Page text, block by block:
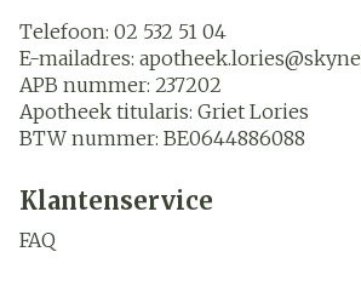
Telefoon: 02 532 51 04
E-mailadres: apotheek.lories@
APB nummer: 237202
Apotheek titularis: Griet Lories
BTW nummer: BE0644886088
Klantenservice
FAQ